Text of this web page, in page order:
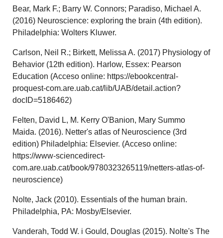
Bear, Mark F.; Barry W. Connors; Paradiso, Michael A.
(2016) Neuroscience: exploring the brain (4th edition).
Philadelphia: Wolters Kluwer.
Carlson, Neil R.; Birkett, Melissa A. (2017) Physiology of
Behavior (12th edition). Harlow, Essex: Pearson
Education (Acceso online: https://ebookcentral-
proquest-com.are.uab.cat/lib/UAB/detail.action?
docID=5186462)
Felten, David L, M. Kerry O'Banion, Mary Summo
Maida. (2016). Netter's atlas of Neuroscience (3rd
edition) Philadelphia: Elsevier. (Acceso online:
https://www-sciencedirect-
com.are.uab.cat/book/9780323265119/netters-atlas-of-
neuroscience)
Nolte, Jack (2010). Essentials of the human brain.
Philadelphia, PA: Mosby/Elsevier.
Vanderah, Todd W. i Gould, Douglas (2015). Nolte's The